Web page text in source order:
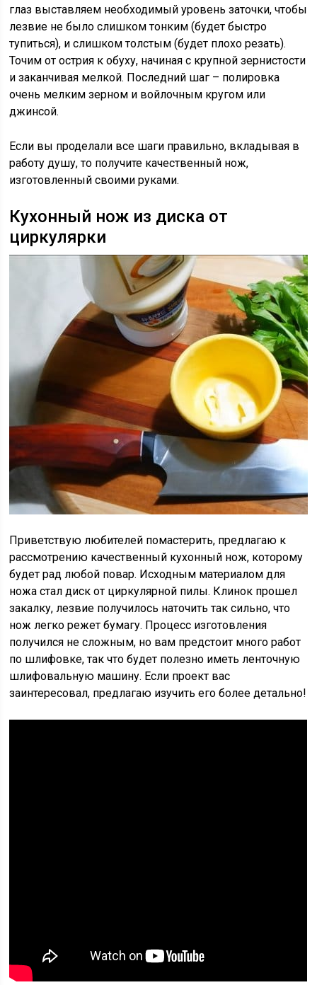
глаз выставляем необходимый уровень заточки, чтобы
лезвие не было слишком тонким (будет быстро
тупиться), и слишком толстым (будет плохо резать).
Точим от острия к обуху, начиная с крупной зернистости
и заканчивая мелкой. Последний шаг – полировка
очень мелким зерном и войлочным кругом или
джинсой.
Если вы проделали все шаги правильно, вкладывая в
работу душу, то получите качественный нож,
изготовленный своими руками.
Кухонный нож из диска от
циркулярки
Приветствую любителей помастерить, предлагаю к
рассмотрению качественный кухонный нож, которому
будет рад любой повар. Исходным материалом для
ножа стал диск от циркулярной пилы. Клинок прошел
закалку, лезвие получилось наточить так сильно, что
нож легко режет бумагу. Процесс изготовления
получился не сложным, но вам предстоит много работ
по шлифовке, так что будет полезно иметь ленточную
шлифовальную машину. Если проект вас
заинтересовал, предлагаю изучить его более детально!